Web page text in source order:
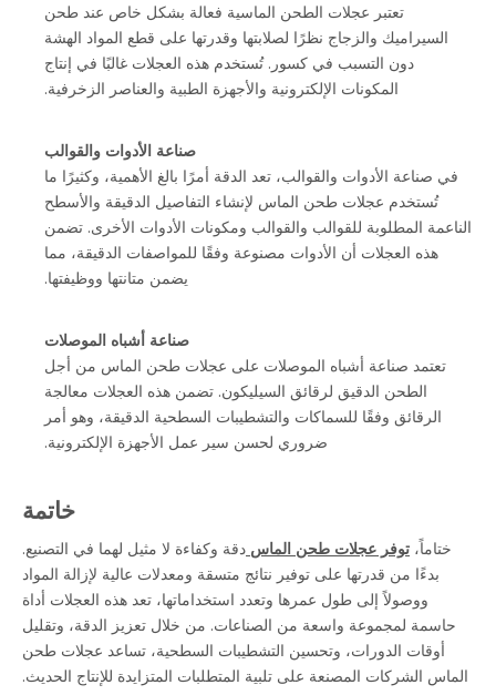
تعتبر عجلات الطحن الماسية فعالة بشكل خاص عند طحن
السيراميك والزجاج نظرًا لصلابتها وقدرتها على قطع المواد الهشة
دون التسبب في كسور. تُستخدم هذه العجلات غالبًا في إنتاج
المكونات الإلكترونية والأجهزة الطبية والعناصر الزخرفية.
صناعة الأدوات والقوالب
في صناعة الأدوات والقوالب، تعد الدقة أمرًا بالغ الأهمية، وكثيرًا ما
تُستخدم عجلات طحن الماس لإنشاء التفاصيل الدقيقة والأسطح
الناعمة المطلوبة للقوالب والقوالب ومكونات الأدوات الأخرى. تضمن
هذه العجلات أن الأدوات مصنوعة وفقًا للمواصفات الدقيقة، مما
يضمن متانتها ووظيفتها.
صناعة أشباه الموصلات
تعتمد صناعة أشباه الموصلات على عجلات طحن الماس من أجل
الطحن الدقيق لرقائق السيليكون. تضمن هذه العجلات معالجة
الرقائق وفقًا للسماكات والتشطيبات السطحية الدقيقة، وهو أمر
ضروري لحسن سير عمل الأجهزة الإلكترونية.
خاتمة
ختاماً، توفر عجلات طحن الماس دقة وكفاءة لا مثيل لهما في التصنيع.
بدءًا من قدرتها على توفير نتائج متسقة ومعدلات عالية لإزالة المواد
ووصولاً إلى طول عمرها وتعدد استخداماتها، تعد هذه العجلات أداة
حاسمة لمجموعة واسعة من الصناعات. من خلال تعزيز الدقة، وتقليل
أوقات الدورات، وتحسين التشطيبات السطحية، تساعد عجلات طحن
الماس الشركات المصنعة على تلبية المتطلبات المتزايدة للإنتاج الحديث.